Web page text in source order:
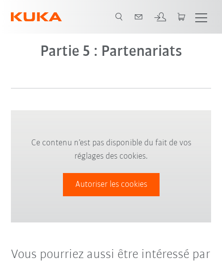
Partie 5 : Partenariats
Ce contenu n’est pas disponible du fait de vos
réglages des cookies.
Autoriser les cookies
Vous pourriez aussi être intéressé par